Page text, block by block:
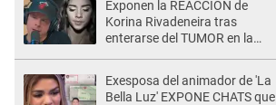
Exponen la REACCIÓN de
Korina Rivadeneira tras
enterarse del TUMOR en la
Exesposa del animador de 'La
Bella Luz' EXPONE CHATS que